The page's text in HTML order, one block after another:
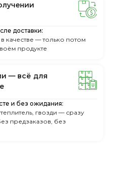
доставки:
качестве — только потом
продукте
— вcё для
и без ожидания:
гвозди — сразу
предзаказов, без